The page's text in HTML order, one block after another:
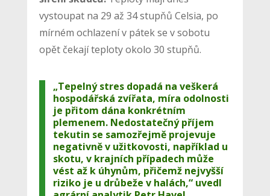
vystoupat na 29 až 34 stupňů Celsia, po
mírném ochlazení v pátek se v sobotu
opět čekají teploty okolo 30 stupňů.
„Tepelný stres dopadá na veškerá
hospodářská zvířata, míra odolnosti
je přitom dána konkrétním
plemenem. Nedostatečný příjem
tekutin se samozřejmě projevuje
negativně v užitkovosti, například u
skotu, v krajních případech může
vést až k úhynům, přičemž nejvyšší
riziko je u drůbeže v halách,“ uvedl